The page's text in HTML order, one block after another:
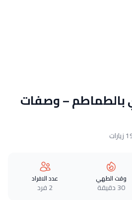
بالطماطم – وصفات
وقت الطهي
30 دقيقة
عدد الافراد
2 فرد